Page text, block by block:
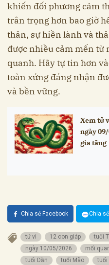
khiến đối phương cảm
trân trọng hơn bao giờ
thân, sự hiền lành và
được nhiều cảm mến từ
quanh. Hãy tự tin hơn
toàn xứng đáng nhận
và bền vững.
Xem tử
ngày
gia tăng
Chia sẻ Facebook Chia
tử vi 12 con giáp tuổi
ngày 10/05/2026
mối
tuổi Dần
tuổi Mão tuổi